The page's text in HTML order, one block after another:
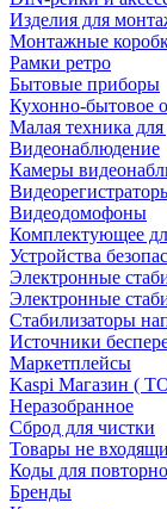
Изделия для
Монтажные
Рамки ретро
Бытовые приборы
Кухонно-бытовое
Малая техника
Видеонаблюдение
Камеры
Видеодомофоны
Комплектующее
Устройства
Электронные
Электронные
Стабилизаторы
Источники
Маркетплейсы
Kaspi Магазин (
Неразобранное
Сброд для чистки
Товары не
Коды для
Бренды